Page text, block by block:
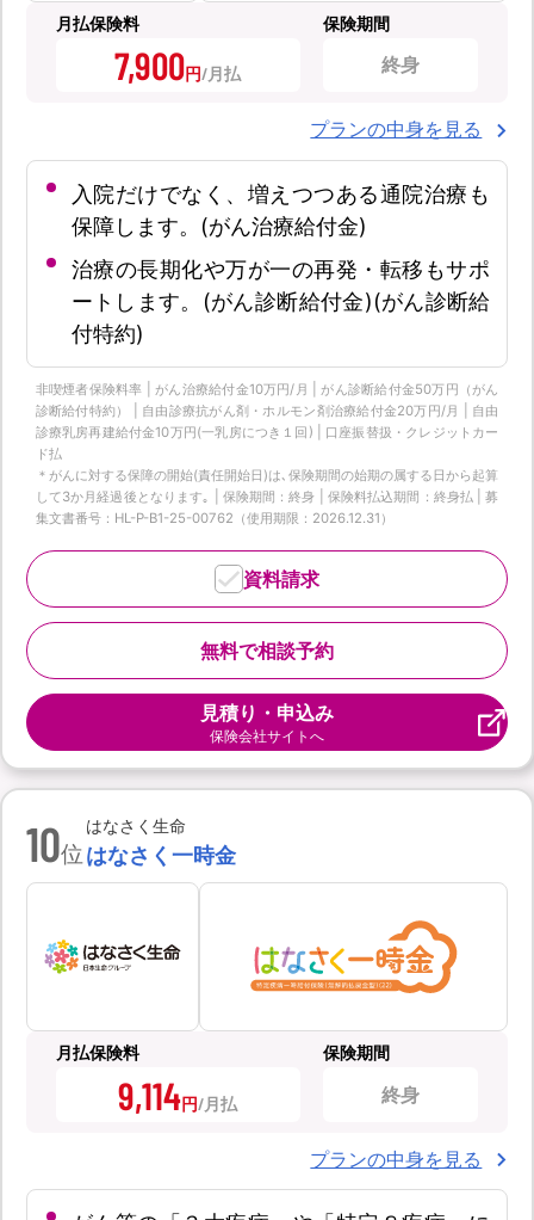
月払保険料
7,900円
保険期間
終身
プランの中身を見る
入院だけでなく、増えつつある通院治療も
保障します。(がん治療給付金)
治療の長期化や万が一の再発・転移もサポ
ートします。(がん診断給付金)(がん診断給
付特約)
非喫煙者保険料率 | がん治療給付金10万円/月 | がん診断給付金50万円（がん
診断給付特約） | 自由診療抗がん剤・ホルモン剤治療給付金20万円/月 | 自由
診療乳房再建給付金10万円(一乳房につき１回) | 口座振替扱・クレジットカー
ド払
＊がんに対する保障の開始(責任開始日)は､保険期間の始期の属する日から起算
して3か月経過後となります｡ | 保険期間：終身 | 保険料払込期間：終身払 | 募
集文書番号：HL-P-B1-25-00762（使用期限：2026.12.31）
無料で相談予約
資料請求
見積り・申込み
保険会社サイトへ
10位
はなさく生命
はなさく一時金
月払保険料
9,114円
保険期間
終身
プランの中身を見る